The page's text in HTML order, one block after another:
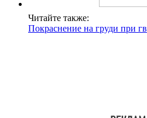
Читайте также:
Покраснение на груди при гв